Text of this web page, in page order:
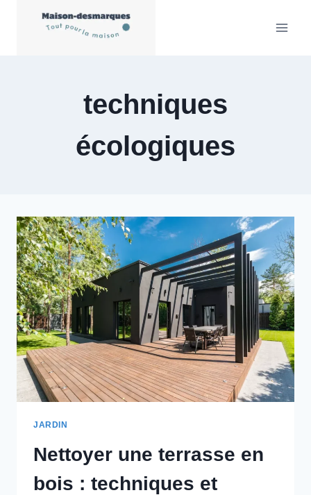
techniques
écologiques
JARDIN
Nettoyer une terrasse en
bois : techniques et